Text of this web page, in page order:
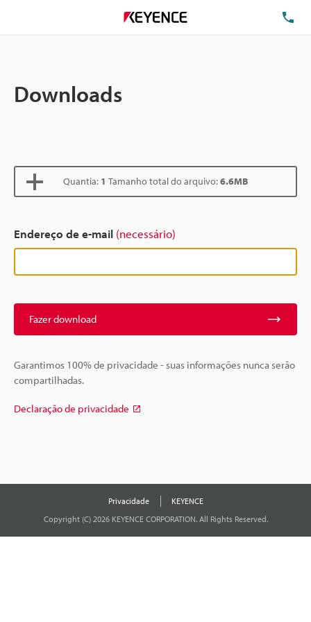
Downloads
Quantia: 1 Tamanho total do arquivo:6.6MB
Endereço de e-mail (necessário)
Fazer download
Garantimos 100% de privacidade - suas informações nunca serão
compartilhadas.
Declaração de privacidade
Privacidade
KEYENCE
Copyright (C) 2026 KEYENCE CORPORATION. All Rights Reserved.